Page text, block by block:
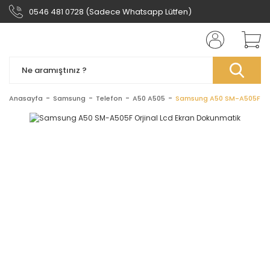
0546 481 0728 (Sadece Whatsapp Lütfen)
Anasayfa Samsung Telefon A50 A505 Samsung A50 SM-A505F